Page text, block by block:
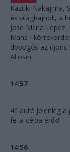
Kazuki Nakajima,
és világbajnok, a
Jose Maria
Mans-i
dobogós az újonc
Aljosin.
14:57
49 autó jelenleg a
fel a célba érők!
14:56